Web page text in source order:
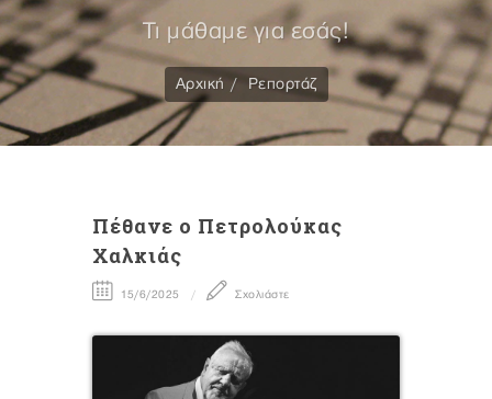
Τι μάθαμε για εσάς!
Αρχική Ρεπορτάζ
Πέθανε ο Πετρολούκας
Χαλκιάς
15/6/2025 Σχολιάστε